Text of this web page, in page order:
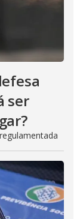
ser